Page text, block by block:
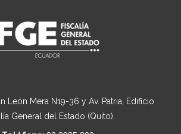
León Mera N19-36 y Av. Patria, Edificio
General del Estado (Quito).